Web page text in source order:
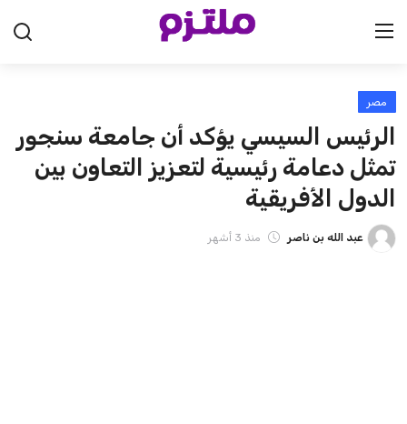
الرئيسية
السعودية
الإمارات
الكويت
مصر
الرئيس السيسي يؤكد أن جامعة سنجور
تمثل دعامة رئيسية لتعزيز التعاون بين
الدول الأفريقية
عبد الله بن ناصر منذ 3 أشهر